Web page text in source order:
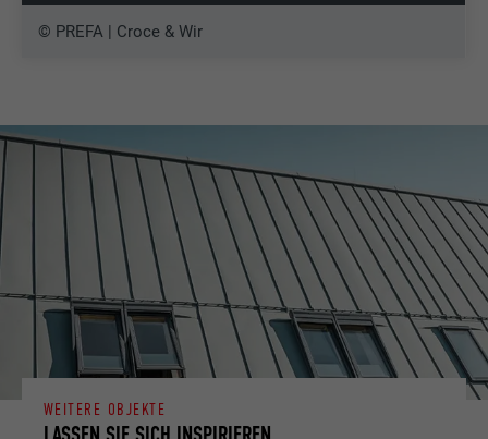
© PREFA | Croce & Wir
WEITERE OBJEKTE